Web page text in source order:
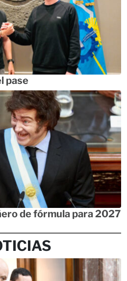
pase
de fórmula para 2027